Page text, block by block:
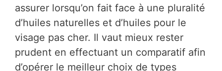
assurer lorsqu’on fait face à une pluralité
d’huiles naturelles et d’huiles pour le
visage pas cher. Il vaut mieux rester
prudent en effectuant un comparatif afin
d’opérer le meilleur choix de types